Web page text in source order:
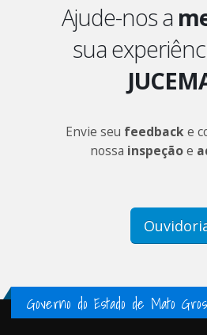
Ajude-nos a
sua
Envie seu feedbacke
nossa inspeçãoe
Governo do Estado de Mato